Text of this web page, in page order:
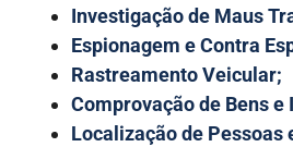
Investigação de Maus
Espionagem e Contra
Rastreamento Veicular;
Comprovação de Bens e
Localização de Pessoas